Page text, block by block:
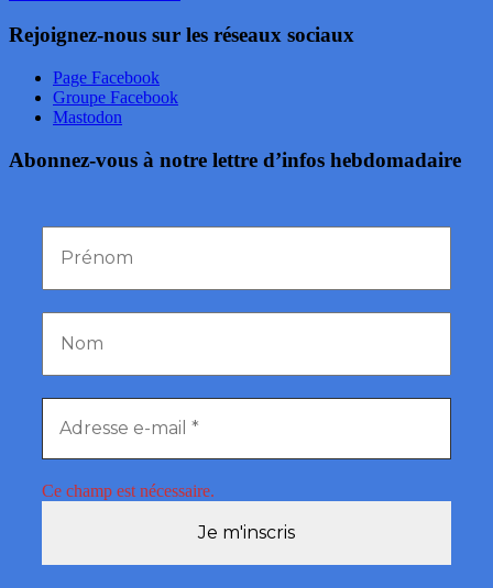
Rejoignez-nous sur les réseaux sociaux
Page Facebook
Groupe Facebook
Mastodon
Abonnez-vous à notre lettre d’infos hebdomadaire
Ce champ est nécessaire.